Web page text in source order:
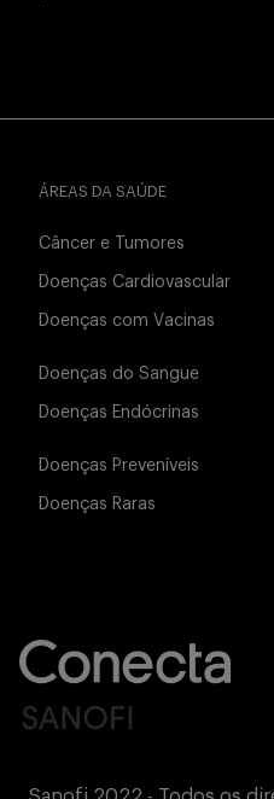
ÁREAS DA SAÚDE
Câncer e Tumores
Doenças Cardiovascular
Doenças com Vacinas
Doenças do Sangue
Doenças Endócrinas
Doenças Preveníveis
Doenças Raras